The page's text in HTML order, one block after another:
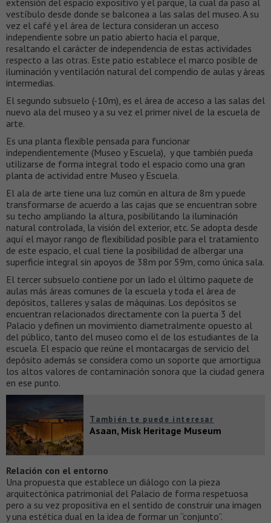
vestíbulo desde donde se balconea a las salas del museo. A su
vez el café y el área de lectura consideran un acceso
independiente sobre un patio abierto hacia el parque,
resaltando el carácter de independencia de estas actividades
respecto a las otras. Este patio establece el marco posible de
iluminación y ventilación natural del compendio de aulas y áreas
intermedias.
El segundo subsuelo (-10m), es el área de acceso a las salas del
nuevo ala del museo y a su vez el primer nivel de la escuela de
arte.
Es una planta flexible pensada para funcionar
independientemente (Museo y Escuela), y que también pueda
utilizarse de forma integral todo el espacio como una gran
planta de actividad entre Museo y Escuela.
El ala de arte tiene una luz común en altura de 8m y puede
transformarse de acuerdo a las cajas que se encuentran sobre
su techo ampliando la altura, posibilitando la iluminación
natural controlada, la visión del exterior, etc. Se adopta desde
aquí el mayor rango de flexibilidad posible para el tratamiento
de este espacio, el cual tiene la posibilidad de albergar una
superficie integral sin apoyos de 38m por 59m, como única sala.
El tercer subsuelo contiene por un lado el último paquete de
aulas más áreas comunes de la escuela y toda el área de
depósitos, talleres y salas de máquinas. Los depósitos se
encuentran relacionados directamente con la puerta 3 del
Palacio y definen un movimiento diametralmente opuesto al
del público, tanto del museo como el de los estudiantes de la
escuela. El espacio que reúne el montacargas de servicio del
depósito además se considera como un soporte que amortigua
los altos valores de contaminación sonora que la ciudad genera
en ese punto.
También te puede interesar
Asaan, Misk Heritage Museum
Relación con el entorno
Una propuesta que establece un diálogo con la pieza
arquitectónica patrimonial del Palacio de forma respetuosa
pero a su vez propositiva en el sentido de construir una imagen
y una estética dual en la idea de formar un “conjunto”.